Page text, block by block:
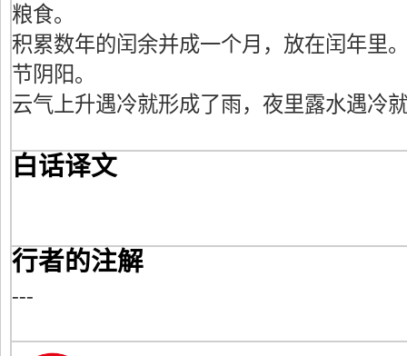
粮食。
积累数年的闰余并成一个月，放在闰年里
节阴阳。
云气上升遇冷就形成了雨，夜里露水遇冷
白话译文
行者的注解
---